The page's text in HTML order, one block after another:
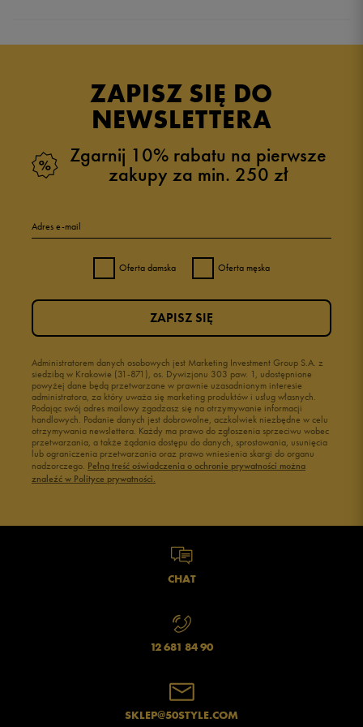
ZAPISZ SIĘ DO
NEWSLETTERA
Zgarnij 10% rabatu na pierwsze
zakupy za min. 250 zł
Adres e-mail
Oferta damska Oferta męska
Administratorem danych osobowych jest Marketing Investment Group S.A. z
siedzibą w Krakowie (31-871), os. Dywizjonu 303 paw. 1, udostępnione
powyżej dane będą przetwarzane w prawnie uzasadnionym interesie
administratora, za który uważa się marketing produktów i usług własnych.
Podając swój adres mailowy zgadzasz się na otrzymywanie informacji
handlowych. Podanie danych jest dobrowolne, aczkolwiek niezbędne w celu
otrzymywania newslettera. Każdy ma prawo do zgłoszenia sprzeciwu wobec
przetwarzania, a także żądania dostępu do danych, sprostowania, usunięcia
lub ograniczenia przetwarzania oraz prawo wniesienia skargi do organu
nadzorczego. Pełną treść oświadczenia o ochronie prywatności można
znaleźć w Polityce prywatności.
ZAPISZ SIĘ
CHAT
12 681 84 90
SKLEP@50STYLE.COM